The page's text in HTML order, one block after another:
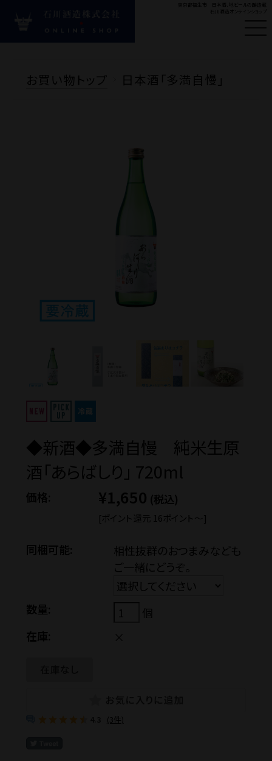
東京都福生市 日本酒、地ビールの醸造蔵
石川酒造オンラインショップ
お買い物トップ 日本酒「多満自慢」
◆新酒◆多満自慢 純米生原
酒「あらばしり」 720ml
価格: ¥1,650 (税込)
[ポイント還元 16ポイント〜]
同梱可能:
相性抜群のおつまみなども
ご一緒にどうぞ。
数量:
個
在庫:
×
(3件)
商品カテゴリ
お酒の種類から探す
ご利用ガイド
ギフトのご案内
eギフトについて
お問い合わせ